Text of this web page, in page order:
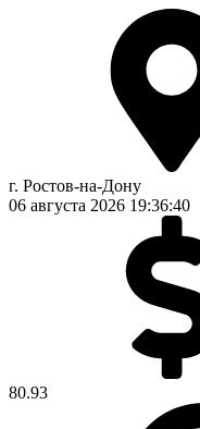
г. Ростов-на-Дону
06 августа 2026 19:36:40
80.93